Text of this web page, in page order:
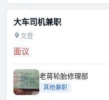
大车司机兼职
文登
面议
老蒋轮胎修理部
其他兼职